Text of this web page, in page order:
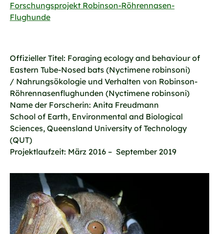
Forschungsprojekt Robinson-Röhrennasen-
Flughunde
Offizieller Titel: Foraging ecology and behaviour of
Eastern Tube-Nosed bats (Nyctimene robinsoni)
/ Nahrungsökologie und Verhalten von Robinson-
Röhrennasenflughunden (Nyctimene robinsoni)
Name der Forscherin: Anita Freudmann
School of Earth, Environmental and Biological
Sciences, Queensland University of Technology
(QUT)
Projektlaufzeit: März 2016 – September 2019